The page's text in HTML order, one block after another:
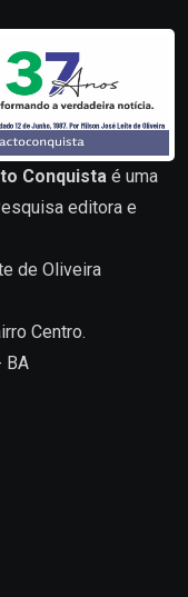
Conquista é uma
editora e
de Oliveira
Centro.
BA